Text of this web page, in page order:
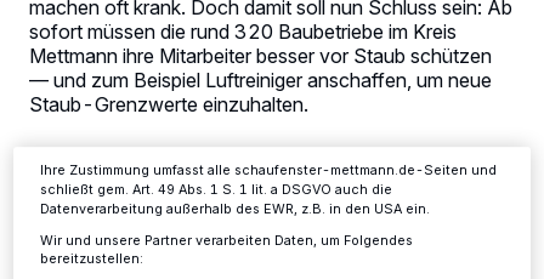
machen oft krank. Doch damit soll nun Schluss sein: Ab
sofort müssen die rund 320 Baubetriebe im Kreis
Mettmann ihre Mitarbeiter besser vor Staub schützen
— und zum Beispiel Luftreiniger anschaffen, um neue
Staub-Grenzwerte einzuhalten.
12.11.2016 , 16:10 Uhr 2 Minuten Lesezeit
verarbeiten Daten, um Ihnen Dienste bereitzustellen“ aufgeführten
Zwecke. Wenn Tracker deaktiviert sind, sind manche Inhalte und
Anzeigen möglicherweise nicht mehr so relevant für Sie. Sie können
dieses Menü jederzeit wieder aufrufen, um Ihre Einstellungen zu
ändern oder Ihre Einwilligung zu widerrufen, indem Sie auf den Link
Einstellungen oder Ablehnen am unteren Rand der Webseite klicken.
Ihre Zustimmung umfasst alle schaufenster-mettmann.de-Seiten und
schließt gem. Art. 49 Abs. 1 S. 1 lit. a DSGVO auch die
Datenverarbeitung außerhalb des EWR, z.B. in den USA ein.
Wir und unsere Partner verarbeiten Daten, um Folgendes
bereitzustellen: